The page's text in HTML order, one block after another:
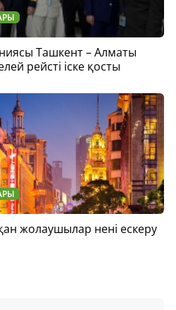
Ташкент – Алматы
рейсті іске қосты
жолаушылар нені ескеру